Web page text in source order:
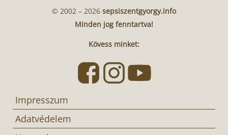
© 2002 – 2026 sepsiszentgyorgy.info
Minden jog fenntartva!
Kövess minket:
Impresszum
Adatvédelem